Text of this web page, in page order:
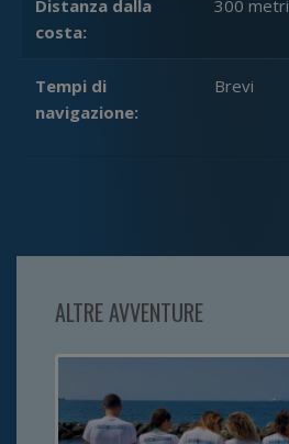
Distanza dalla
costa:
300 metri
Tempi di
navigazione:
Brevi
ALTRE AVVENTURE